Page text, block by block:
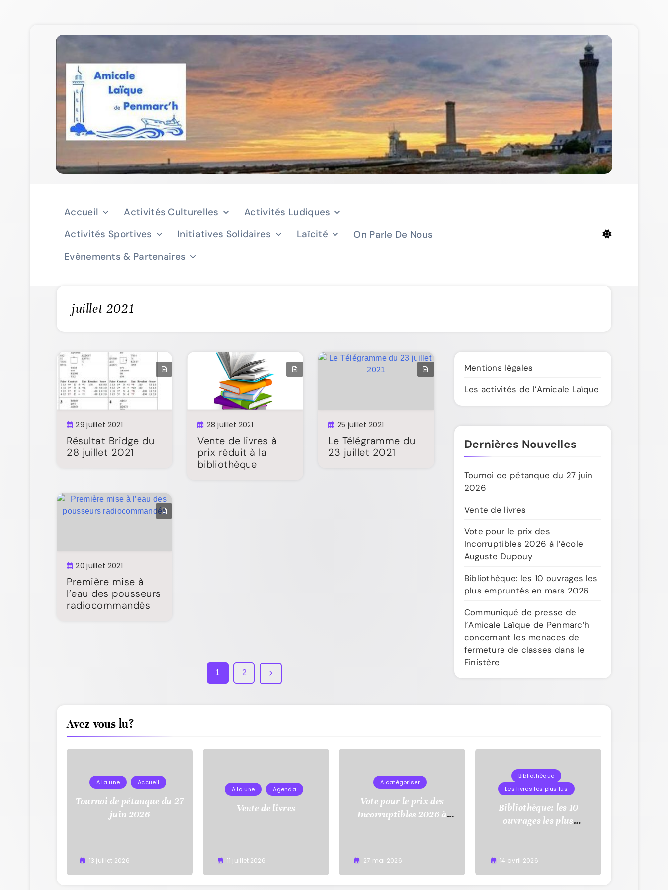
Accueil Activités Culturelles
Activités Ludiques
Activités Sportives
Initiatives Solidaires Laïcité
On Parle De Nous
Evènements & Partenaires
juillet 2021
29 juillet 2021
Résultat Bridge du
28 juillet 2021
28 juillet 2021
Vente de livres à
prix réduit à la
bibliothèque
25 juillet 2021
Le Télégramme du
23 juillet 2021
20 juillet 2021
Première mise à
l’eau des pousseurs
radiocommandés
1 2
Mentions légales
Les activités de l’Amicale Laïque
Dernières Nouvelles
Tournoi de pétanque du 27 juin
2026
Vente de livres
Vote pour le prix des
Incorruptibles 2026 à l’école
Auguste Dupouy
Bibliothèque: les 10 ouvrages les
plus empruntés en mars 2026
Communiqué de presse de
l’Amicale Laïque de Penmarc’h
concernant les menaces de
fermeture de classes dans le
Finistère
Avez-vous lu?
A la une Accueil
Tournoi de pétanque du 27
juin 2026
13 juillet 2026
A la une Agenda
Vente de livres
11 juillet 2026
A catégoriser
Vote pour le prix des
Incorruptibles 2026 à
27 mai 2026
Bibliothèque
Les livres les plus lus
Bibliothèque: les 10
ouvrages les plus
14 avril 2026